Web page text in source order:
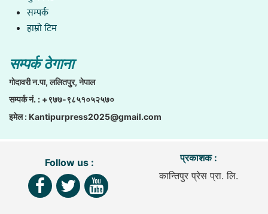
सम्पर्क
हाम्राे टिम
सम्पर्क ठेगाना
गाेदावरी न.पा, ललितपुर, नेपाल
सम्पर्क नं. : +९७७-९८५१०५२५७०
इमेल :Kantipurpress2025@gmail.com
Follow us :
प्रकाशक :
कान्तिपुर प्रेस प्रा. लि.